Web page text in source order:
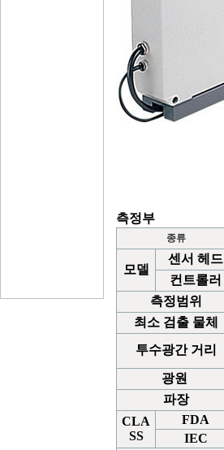
측정부
종류
모델
센서 헤드
컨트롤러
측정범위
최소 검출 물체
투수광간 거리
광원
파장
CLA
SS
FDA
IEC